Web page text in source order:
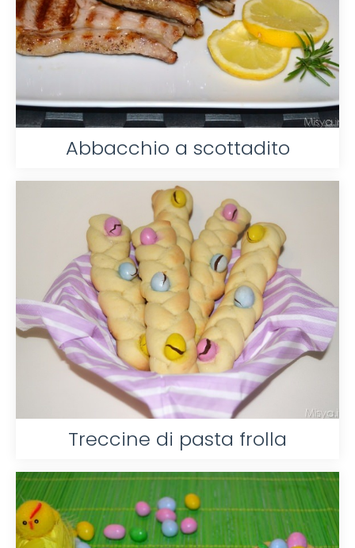
Abbacchio a scottadito
Treccine di pasta frolla